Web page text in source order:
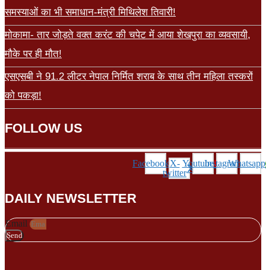
समस्याओं का भी समाधान-मंत्री मिथिलेश तिवारी!
मोकामा- तार जोड़ते वक्त करंट की चपेट में आया शेखपुरा का व्यवसायी,
मौके पर ही मौत!
एसएसबी ने 91.2 लीटर नेपाल निर्मित शराब के साथ तीन महिला तस्करों
को पकड़ा!
FOLLOW US
FacebookX-
twitter
YoutubeInstagramWhatsapp
DAILY NEWSLETTER
Email
Send